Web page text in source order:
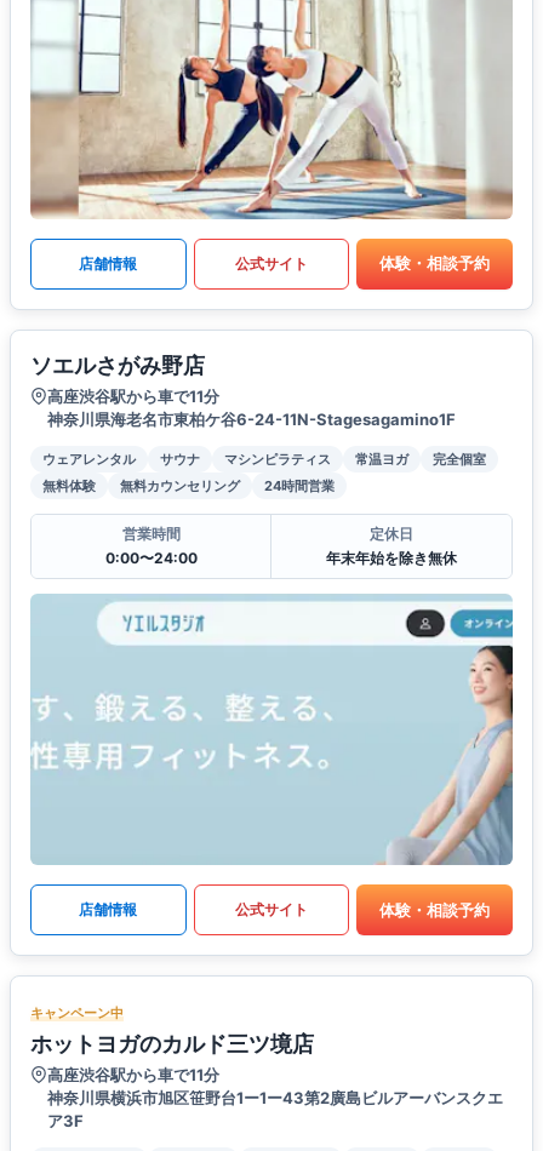
店舗情報 公式サイト 体験・相談予約
ソエルさがみ野店
高座渋谷駅から車で11分
神奈川県海老名市東柏ケ谷6-24-11N-Stagesagamino1F
ウェアレンタル サウナ マシンピラティス 常温ヨガ
完全個室
無料体験
無料カウンセリング 24時間営業
営業時間
0:00〜24:00
定休日
年末年始を除き無休
店舗情報 公式サイト 体験・相談予約
キャンペーン中
ホットヨガのカルド三ツ境店
高座渋谷駅から車で11分
神奈川県横浜市旭区笹野台1ー1ー43第2廣島ビルアーバンスクエ
ア3F